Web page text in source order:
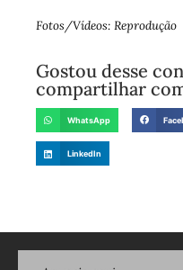
Fotos/Vídeos: Reprodução
Gostou desse
compartilhar
WhatsApp
LinkedIn